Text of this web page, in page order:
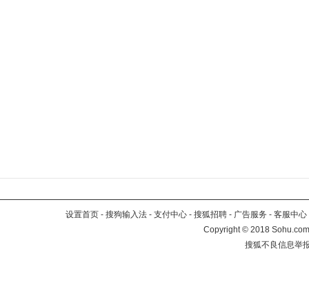
设置首页 - 搜狗输入法 - 支付中心 - 搜狐招聘 - 广告服务 - 客服中心
Copyright©2018
搜狐不良信息举